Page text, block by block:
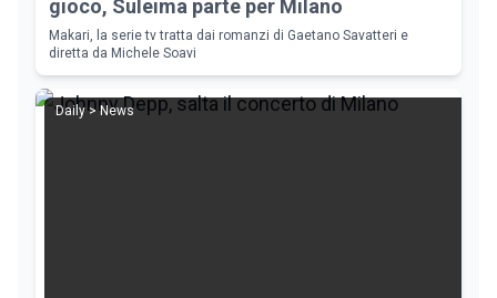
gioco, Suleima parte per Milano
Makari, la serie tv tratta dai romanzi di Gaetano Savatteri e
diretta da Michele Soavi
Daily > News